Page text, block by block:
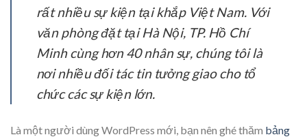
rất nhiều sự kiện tại khắp Việt Nam. Với
văn phòng đặt tại Hà Nội, TP. Hồ Chí
Minh cùng hơn 40 nhân sự, chúng tôi là
nơi nhiều đối tác tin tưởng giao cho tổ
chức các sự kiện lớn.
Là một người dùng WordPress mới, bạn nên ghé thăm bảng